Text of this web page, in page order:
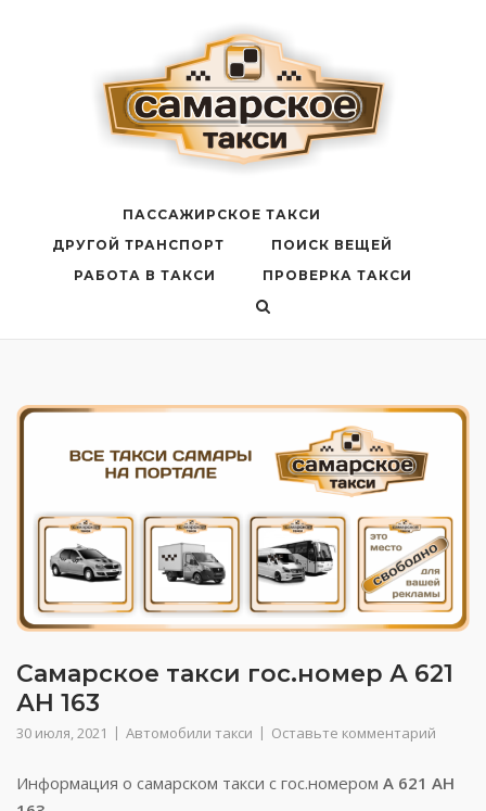
ПАССАЖИРСКОЕ ТАКСИ
ДРУГОЙ ТРАНСПОРТ
ПОИСК ВЕЩЕЙ
РАБОТА В ТАКСИ
ПРОВЕРКА ТАКСИ
Самарское такси гос.номер А 621
АН 163
30 июля, 2021 Автомобили такси Оставьте комментарий
Информация о самарском такси с гос.номером А 621 АН